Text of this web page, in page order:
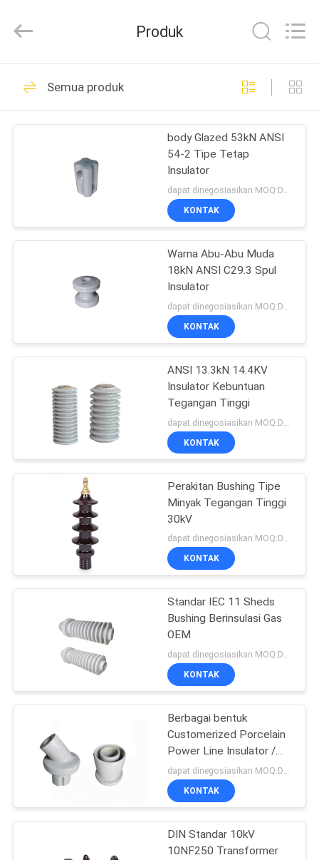
RUMAH
PRODUK
TENTANG
TUR
KONTROL
BERITA
SITEMAP
PRIVACY
Electric
Co.,Ltd..
Reserved.
Porcelain Power
Line Insulator
40
Porcelain Line Post
Insulator
85
Isolator Pos Stasiun
Inti Padat
Bushing porselen
transformator
94
Bushing Berinsulasi
Gas
24
Produk
Semua produk
body Glazed 53kN ANSI
54-2 Tipe Tetap
Insulator
dapat dinegosiasikan MOQ:Dapat dinegosiasikan
KONTAK
Warna Abu-Abu Muda
18kN ANSI C29.3 Spul
Insulator
KONTAK
ANSI 13.3kN 14.4KV
Insulator Kebuntuan
Tegangan Tinggi
KONTAK
Perakitan Bushing Tipe
Minyak Tegangan Tinggi
30kV
dapat dinegosiasikan MOQ:Dapat dinegosiasikan
KONTAK
Standar IEC 11 Sheds
Bushing Berinsulasi Gas
OEM
dapat dinegosiasikan MOQ:Dapat dinegosiasikan
KONTAK
Berbagai bentuk
Customerized Porcelain
Power Line Insulator /
OEM tersedia
KONTAK
DIN Standar 10kV
10NF250 Transformer